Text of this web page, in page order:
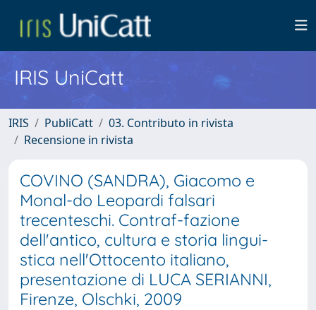
IRIS UniCatt
IRIS PubliCatt
03. Contributo in rivista
Recensione in rivista
COVINO (SANDRA), Giacomo e
Monal-do Leopardi falsari
trecenteschi. Contraf-fazione
dell'antico, cultura e storia lingui-
stica nell'Ottocento italiano,
presentazione di LUCA SERIANNI,
Firenze, Olschki, 2009